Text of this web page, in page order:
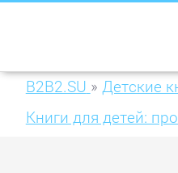
B2B2.SU » Детские
Книги для детей: